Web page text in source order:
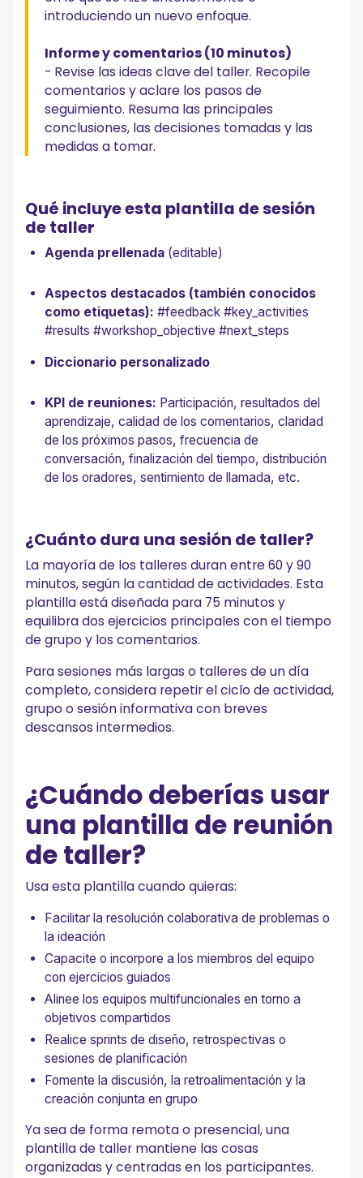
introduciendo un nuevo enfoque.
Informe y comentarios (10 minutos)
- Revise las ideas clave del taller. Recopile
comentarios y aclare los pasos de
seguimiento. Resuma las principales
conclusiones, las decisiones tomadas y las
medidas a tomar.
Qué incluye esta plantilla de sesión
de taller
Agenda prellenada (editable)
Aspectos destacados (también conocidos
como etiquetas): #feedback #key_activities
#results #workshop_objective #next_steps
Diccionario personalizado
KPI de reuniones: Participación, resultados del
aprendizaje, calidad de los comentarios, claridad
de los próximos pasos, frecuencia de
conversación, finalización del tiempo, distribución
de los oradores, sentimiento de llamada, etc.
¿Cuánto dura una sesión de taller?
La mayoría de los talleres duran entre 60 y 90
minutos, según la cantidad de actividades. Esta
plantilla está diseñada para 75 minutos y
equilibra dos ejercicios principales con el tiempo
de grupo y los comentarios.
Para sesiones más largas o talleres de un día
completo, considera repetir el ciclo de actividad,
grupo o sesión informativa con breves
descansos intermedios.
¿Cuándo deberías usar
una plantilla de reunión
de taller?
Usa esta plantilla cuando quieras:
Facilitar la resolución colaborativa de problemas o
la ideación
Capacite o incorpore a los miembros del equipo
con ejercicios guiados
Alinee los equipos multifuncionales en torno a
objetivos compartidos
Realice sprints de diseño, retrospectivas o
sesiones de planificación
Fomente la discusión, la retroalimentación y la
creación conjunta en grupo
Ya sea de forma remota o presencial, una
plantilla de taller mantiene las cosas
organizadas y centradas en los participantes.